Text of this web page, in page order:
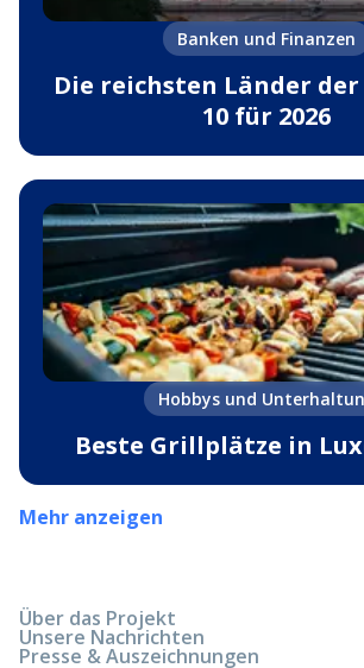
Banken und Finanzen
Die reichsten Länder der
10 für 2026
Hobbys und
Beste Grillplätze in
Mehr anzeigen
Über das Projekt
Unsere Nachrichten
Presse & Auszeichnungen